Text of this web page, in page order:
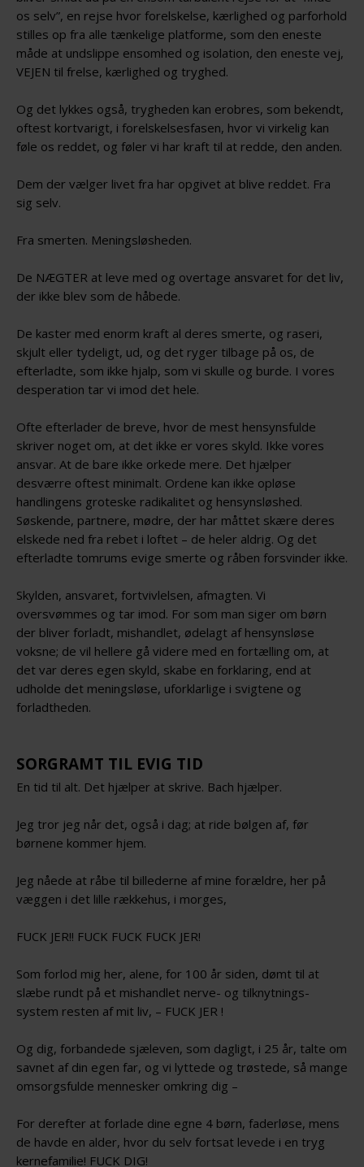
os selv”, en rejse hvor forelskelse, kærlighed og parforhold
stilles op fra alle tænkelige platforme, som den eneste
måde at undslippe ensomhed og isolation, den eneste vej,
VEJEN til frelse, kærlighed og tryghed.
Og det lykkes også, trygheden kan erobres, som bekendt,
oftest kortvarigt, i forelskelsesfasen, hvor vi virkelig kan
føle os reddet, og føler vi har kraft til at redde, den anden.
Dem der vælger livet fra har opgivet at blive reddet. Fra
sig selv.
Fra smerten. Meningsløsheden.
De NÆGTER at leve med og overtage ansvaret for det liv,
der ikke blev som de håbede.
De kaster med enorm kraft al deres smerte, og raseri,
skjult eller tydeligt, ud, og det ryger tilbage på os, de
efterladte, som ikke hjalp, som vi skulle og burde. I vores
desperation tar vi imod det hele.
Ofte efterlader de breve, hvor de mest hensynsfulde
skriver noget om, at det ikke er vores skyld. Ikke vores
ansvar. At de bare ikke orkede mere. Det hjælper
desværre oftest minimalt. Ordene kan ikke opløse
handlingens groteske radikalitet og hensynsløshed.
Søskende, partnere, mødre, der har måttet skære deres
elskede ned fra rebet i loftet – de heler aldrig. Og det
efterladte tomrums evige smerte og råben forsvinder ikke.
Skylden, ansvaret, fortvivlelsen, afmagten. Vi
oversvømmes og tar imod. For som man siger om børn
der bliver forladt, mishandlet, ødelagt af hensynsløse
voksne; de vil hellere gå videre med en fortælling om, at
det var deres egen skyld, skabe en forklaring, end at
udholde det meningsløse, uforklarlige i svigtene og
forladtheden.
SORGRAMT TIL EVIG TID
En tid til alt. Det hjælper at skrive. Bach hjælper.
Jeg tror jeg når det, også i dag; at ride bølgen af, før
børnene kommer hjem.
Jeg nåede at råbe til billederne af mine forældre, her på
væggen i det lille rækkehus, i morges,
FUCK JER!! FUCK FUCK FUCK JER!
Som forlod mig her, alene, for 100 år siden, dømt til at
slæbe rundt på et mishandlet nerve- og tilknytnings-
system resten af mit liv, – FUCK JER !
Og dig, forbandede sjæleven, som dagligt, i 25 år, talte om
savnet af din egen far, og vi lyttede og trøstede, så mange
omsorgsfulde mennesker omkring dig –
For derefter at forlade dine egne 4 børn, faderløse, mens
de havde en alder, hvor du selv fortsat levede i en tryg
kernefamilie! FUCK DIG!